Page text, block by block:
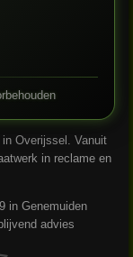
Overijssel. Vanuit
in reclame en
in Genemuiden
advies